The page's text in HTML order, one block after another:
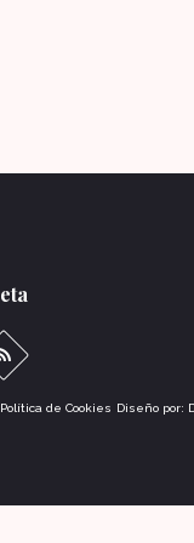
Política de Cookies Diseño por: